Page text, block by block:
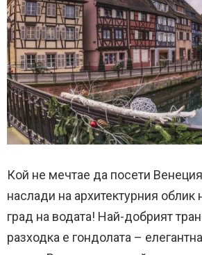
Кой не мечтае да посети
наслади на архитектурния облик
град на водата! Най-добрият
разходка е гондолата –